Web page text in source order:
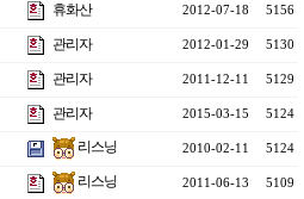
휴화산 2012-07-18 5156
관리자 2012-01-29 5130
관리자 2011-12-11 5129
관리자 2015-03-15 5124
리스닝 2010-02-11 5124
리스닝 2011-06-13 5109